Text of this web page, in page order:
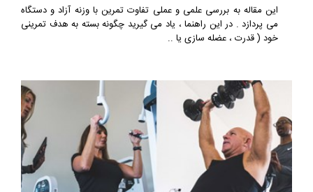
این مقاله به بررسی علمی و عملی تفاوت تمرین با وزنه آزاد و دستگاه
می‌ پردازد . در این راهنما ، یاد می‌ گیرید چگونه بسته به هدف تمرینی
خود ( قدرت ، عضله‌ سازی یا ..